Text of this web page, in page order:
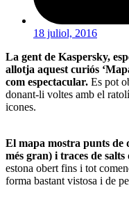
18 juliol, 2016
La gent de Kaspersky,
allotja aquest curiós
com espectacular. Es pot
donant-li voltes amb el
icones.
El mapa mostra punts de
més gran) i traces de
estona obert fins i tot
forma bastant vistosa i de